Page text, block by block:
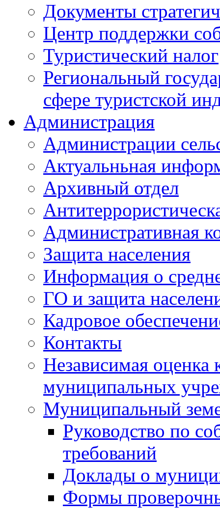
Документы
Центр поддержки
Туристический налог
Региональный
сфере туристской
Администрация
Администрации
Актуальньная
Архивный отдел
Административная
Защита населения
Информация о
ГО и защита
Кадровое
Контакты
Независимая оценка
муниципальных
Муниципальный
Руководство по
требований
Доклады о
Формы